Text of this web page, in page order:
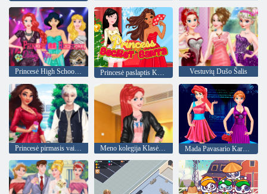
Princesė High School Pažintys Patarimai Vestuvių Dušo Šalis
Princesė pirmasis vaikinas patarimai Meno kolegija Klasės Princess Mada Pavasario Karščiavimas